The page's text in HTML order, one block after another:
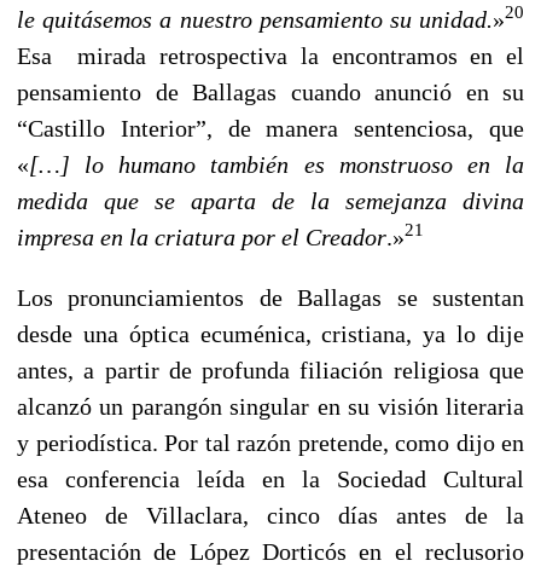
le quitásemos a nuestro pensamiento su unidad.»20
Esa mirada retrospectiva la encontramos en el
pensamiento de Ballagas cuando anunció en su
“Castillo Interior”, de manera sentenciosa, que
«[…]
lo humano también es monstruoso en la
medida que se aparta de la semejanza divina
impresa en la criatura por el Creador.»21
Los pronunciamientos de Ballagas se sustentan
desde una óptica ecuménica, cristiana, ya lo dije
antes, a partir de profunda filiación religiosa que
alcanzó un parangón singular en su visión literaria
y periodística. Por tal razón pretende, como dijo en
esa conferencia leída en la Sociedad Cultural
Ateneo de Villaclara, cinco días antes de la
presentación de López Dorticós en el reclusorio